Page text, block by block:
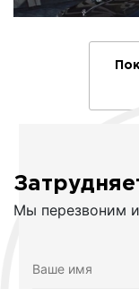
Мы перезвоним